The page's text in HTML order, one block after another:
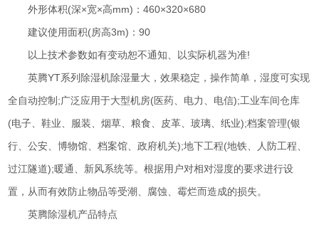
外形体积(深×宽×高mm)：460×320×680
建议使用面积(房高3m)：90
以上技术参数如有变动恕不通知、以实际机器为准!
英腾YT系列除湿机除湿量大，效果稳定，操作简单，湿度可实现
全自动控制;广泛应用于大型机房(医药、电力、电信);工业车间仓库
(电子、鞋业、服装、烟草、粮食、皮革、玻璃、纸业);档案管理(银
行、公安、博物馆、档案馆、政府机关);地下工程(地铁、人防工程、
过江隧道);暖通、新风系统等。根据用户对相对湿度的要求进行设
置，从而有效防止物品等受潮、腐蚀、霉烂而造成的损失。
英腾除湿机产品特点